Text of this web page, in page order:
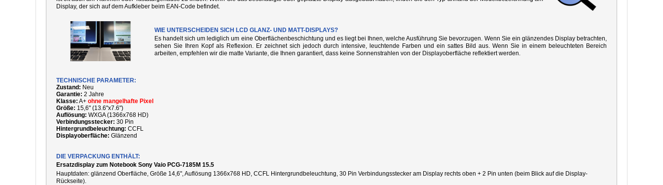
Display, der sich auf dem Aufkleber beim EAN-Code befindet.
WIE UNTERSCHEIDEN SICH LCD GLANZ- UND MATT-DISPLAYS?
Es handelt sich um lediglich um eine Oberflächenbeschichtung und es liegt bei Ihnen, welche Ausführung Sie bevorzugen. Wenn Sie ein glänzendes Display betrachten,
sehen Sie Ihren Kopf als Reflexion. Er zeichnet sich jedoch durch intensive, leuchtende Farben und ein sattes Bild aus. Wenn Sie in einem beleuchteten Bereich
arbeiten, empfehlen wir die matte Variante, die Ihnen garantiert, dass keine Sonnenstrahlen von der Displayoberfläche reflektiert werden.
TECHNISCHE PARAMETER:
Zustand: Neu
Garantie: 2 Jahre
Klasse: A+ ohne mangelhafte Pixel
Größe: 15,6" (13.6"x7.6")
Auflösung: WXGA (1366x768 HD)
Verbindungsstecker: 30 Pin
Hintergrundbeleuchtung: CCFL
Displayoberfläche: Glänzend
DIE VERPACKUNG ENTHÄLT:
Ersatzdisplay zum Notebook Sony Vaio PCG-7185M 15.5
Hauptdaten: g länzend Oberfläche, Größe 14,6", Auflösung 1366x768 HD, CCFL Hintergrundbeleuchtung, 30 Pin Verbindungsstecker am Display rechts oben + 2 Pin unten (beim Blick auf die Display-
Rückseite).